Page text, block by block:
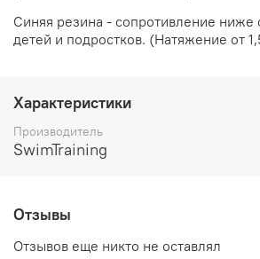
Синяя резина - сопротивление ниже
детей и подростков. (Натяжение от
Характеристики
Производитель
SwimTraining
Отзывы
Отзывов еще никто не оставлял